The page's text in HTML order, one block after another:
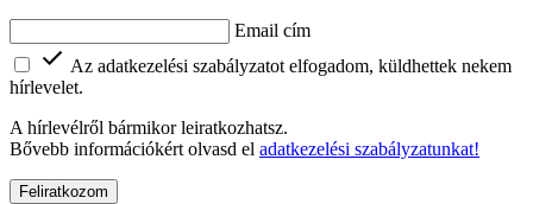
Email cím
Az adatkezelési szabályzatot elfogadom, küldhettek nekem
hírlevelet.
A hírlevélről bármikor leiratkozhatsz.
Bővebb információkért olvasd el adatkezelési szabályzatunkat!
Feliratkozom